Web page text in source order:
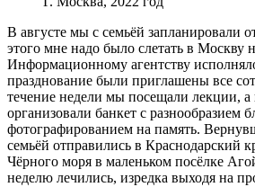
В августе мы с семьёй запланировали
этого мне надо было слетать в Москву
Информационному агентству
празднование были приглашены все
течение недели мы посещали лекции, а
организовали банкет с разнообразием
фотографированием на память.
семьёй отправились в Краснодарский
Чёрного моря в маленьком посёлке
неделю лечились, изредка выходя на